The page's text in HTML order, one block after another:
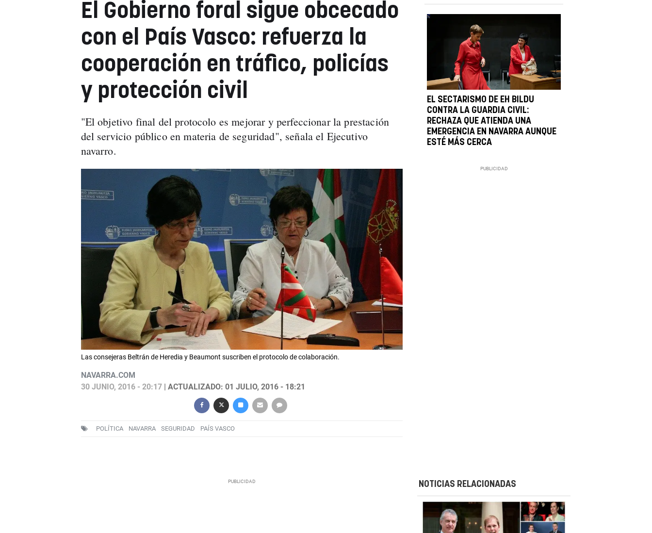
El Gobierno foral sigue obcecado
con el País Vasco: refuerza la
cooperación en tráfico, policías
y protección civil
"El objetivo final del protocolo es mejorar y perfeccionar la prestación
del servicio público en materia de seguridad", señala el Ejecutivo
navarro.
Las consejeras Beltrán de Heredia y Beaumont suscriben el protocolo de colaboración.
NAVARRA.COM
30 JUNIO, 2016 - 20:17| ACTUALIZADO: 01 JULIO, 2016 - 18:21
POLÍTICA NAVARRA SEGURIDAD PAÍS VASCO
EL SECTARISMO DE EH BILDU
CONTRA LA GUARDIA CIVIL:
RECHAZA QUE ATIENDA UNA
EMERGENCIA EN NAVARRA AUNQUE
ESTÉ MÁS CERCA
NOTICIAS RELACIONADAS